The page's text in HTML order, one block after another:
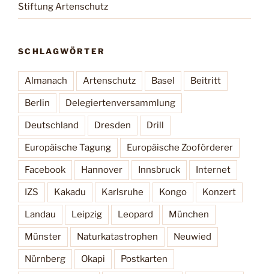
Stiftung Artenschutz
SCHLAGWÖRTER
Almanach Artenschutz Basel Beitritt
Berlin Delegiertenversammlung
Deutschland Dresden Drill
Europäische Tagung Europäische Zooförderer
Facebook Hannover Innsbruck Internet
IZS Kakadu Karlsruhe Kongo Konzert
Landau Leipzig Leopard München
Münster Naturkatastrophen Neuwied
Nürnberg Okapi Postkarten